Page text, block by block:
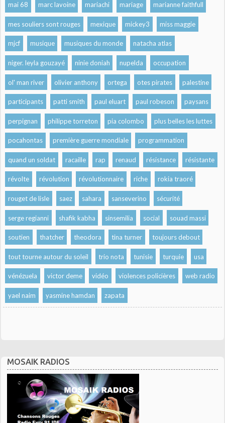
mai 68 marc lavoine mariachi mariage marianne faithfull
mes souliers sont rouges mexique mickey3 miss maggie
mjcf musique musiques du monde natacha atlas
niger. leyla gouzayé ninie doniah nupelda occupation
ol' man river olivier anthony ortega otes pirates palestine
participants patti smith paul eluart paul robeson paysans
perpignan philippe torreton pia colombo plus belles les luttes
pocahontas première guerre mondiale programmation
quand un soldat racaille rap renaud résistance résistante
révolte révolution révolutionnaire riche rokia traoré
rouget de lisle saez sahara sanseverino sécurité
serge regianni shafik kabha sinsemilia social souad massi
soutien thatcher theodora tina turner toujours debout
tout tourne autour du soleil trio nota tunisie turquie usa
vénézuela victor deme vidéo violences policières web radio
yael naim yasmine hamdan zapata
MOSAIK RADIOS